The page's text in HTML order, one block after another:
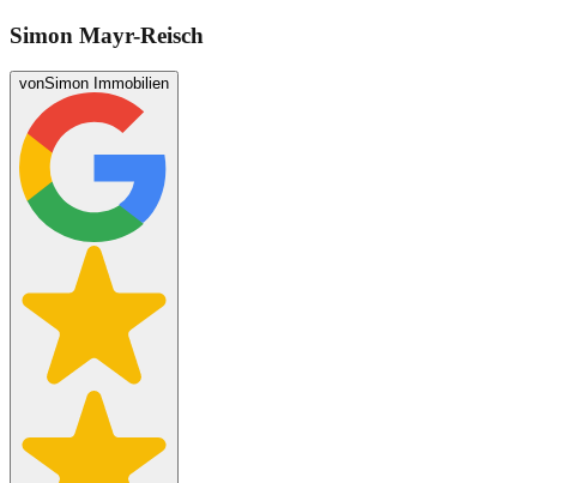
Simon Mayr-Reisch
vonSimon Immobilien